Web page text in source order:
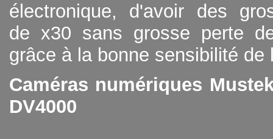
électronique, d'avoir des
de x30 sans grosse perte
grâce à la bonne sensibilité de
Caméras numériques
DV4000